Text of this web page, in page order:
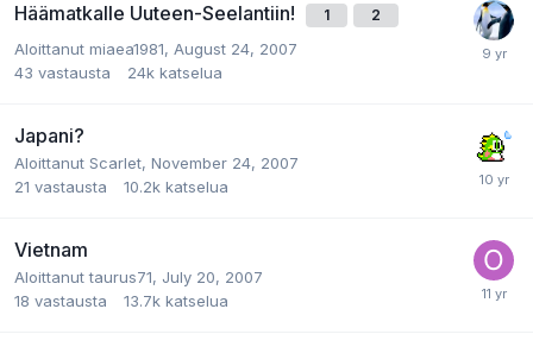
Häämatkalle Uuteen-Seelantiin! 1 2
Aloittanut miaea1981, August 24, 2007
43 vastausta 24k katselua
Japani?
Aloittanut Scarlet, November 24, 2007
21 vastausta 10.2k katselua
Vietnam
Aloittanut taurus71, July 20, 2007
18 vastausta 13.7k katselua